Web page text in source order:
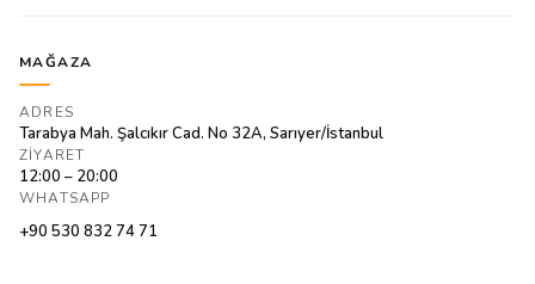
MAĞAZA
ADRES
Tarabya Mah. Şalcıkır Cad. No 32A, Sarıyer/İstanbul
ZIYARET
12:00 – 20:00
WHATSAPP
+90 530 832 74 71